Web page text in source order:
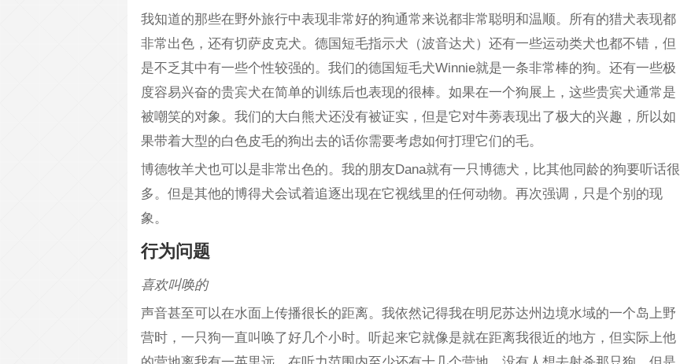
我知道的那些在野外旅行中表现非常好的狗通常来说都非常聪明和温顺。所有的猎犬表现都
非常出色，还有切萨皮克犬。德国短毛指示犬（波音达犬）还有一些运动类犬也都不错，但
是不乏其中有一些个性较强的。我们的德国短毛犬Winnie就是一条非常棒的狗。还有一些极
度容易兴奋的贵宾犬在简单的训练后也表现的很棒。如果在一个狗展上，这些贵宾犬通常是
被嘲笑的对象。我们的大白熊犬还没有被证实，但是它对牛蒡表现出了极大的兴趣，所以如
果带着大型的白色皮毛的狗出去的话你需要考虑如何打理它们的毛。
博德牧羊犬也可以是非常出色的。我的朋友Dana就有一只博德犬，比其他同龄的狗要听话很
多。但是其他的博得犬会试着追逐出现在它视线里的任何动物。再次强调，只是个别的现
象。
行为问题
喜欢叫唤的
声音甚至可以在水面上传播很长的距离。我依然记得我在明尼苏达州边境水域的一个岛上野
营时，一只狗一直叫唤了好几个小时。听起来它就像是就在距离我很近的地方，但实际上他